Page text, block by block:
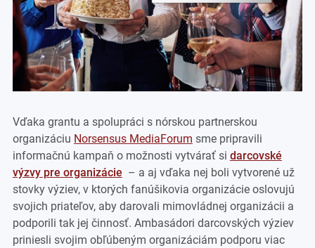
Vďaka grantu a spolupráci s nórskou partnerskou
organizáciu Norsensus MediaForum sme pripravili
informačnú kampaň o možnosti vytvárať si darcovské
výzvy pre organizácie – a aj vďaka nej boli vytvorené už
stovky výziev, v ktorých fanúšikovia organizácie oslovujú
svojich priateľov, aby darovali mimovládnej organizácii a
podporili tak jej činnosť. Ambasádori darcovských výziev
priniesli svojim obľúbeným organizáciám podporu viac